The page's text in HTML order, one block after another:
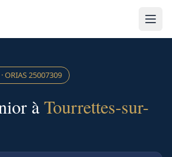
ORIAS25007309
àTourrettes-sur-